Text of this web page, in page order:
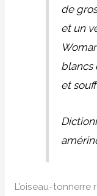
de
et un
blancs
et
L’oiseau-